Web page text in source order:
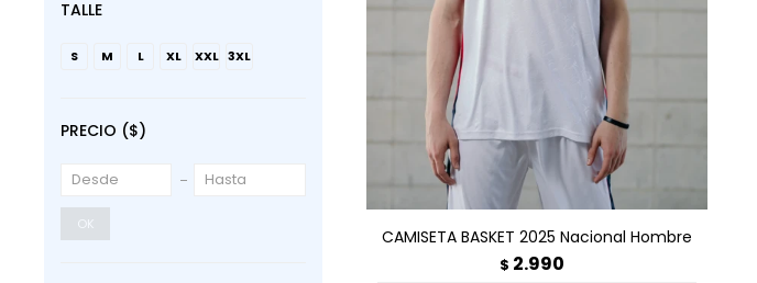
CAMISETA BASKET 2025 Nacional Hombre
$ 2.990
AGREGAR AL CARRITO
TALLE
S M L XL XXL 3XL
PRECIO ($)
OK